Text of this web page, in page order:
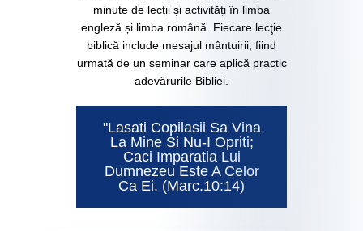
minute de lecții și activități în limba
engleză și limba română. Fiecare lecţie
biblică include mesajul mântuirii, fiind
urmată de un seminar care aplică practic
adevărurile Bibliei.
"Lasati Copilasii Sa Vina
La Mine Si Nu-I Opriti;
Caci Imparatia Lui
Dumnezeu Este A Celor
Ca Ei. (Marc.10:14)